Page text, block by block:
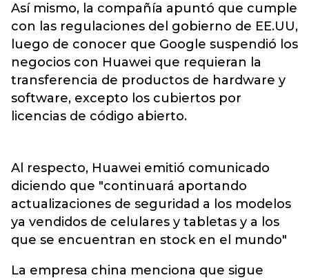
Así mismo, la compañía apuntó que cumple
con las regulaciones del gobierno de EE.UU,
luego de conocer que Google suspendió los
negocios con Huawei que requieran la
transferencia de productos de hardware y
software, excepto los cubiertos por
licencias de código abierto.
Al respecto, Huawei emitió comunicado
diciendo que "continuará aportando
actualizaciones de seguridad a los modelos
ya vendidos de celulares y tabletas y a los
que se encuentran en stock en el mundo"
La empresa china menciona que sigue